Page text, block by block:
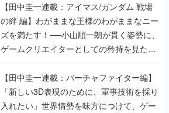
【田中圭一連載：アイマス/ガンダム 戦場
の絆 編】わがままな王様のわがままなニー
ズを満たす！──小山順一朗が貫く姿勢に、
ゲームクリエイターとしての矜持を見た
【若ゲのいたり最終回】
【田中圭一連載：バーチャファイター編】
「新しい3D表現のために、軍事技術を採り
入れたい」世界情勢を味方につけて、ゲー